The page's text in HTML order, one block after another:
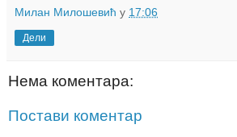
Милан Милошевић у 17:06
Дели
Нема коментара:
Постави коментар